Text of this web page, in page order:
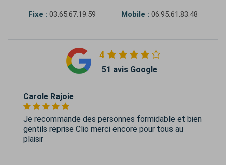
Fixe : 03.65.67.19.59 Mobile : 06.95.61.83.48
4
51 avis Google
Carole Rajoie
Je recommande des personnes formidable et bien
gentils reprise Clio merci encore pour tous au
plaisir